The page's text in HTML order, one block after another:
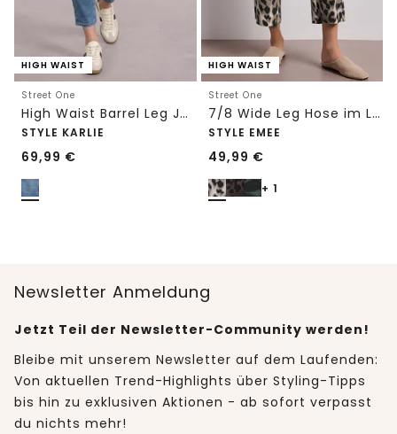
HIGH WAIST
Street One
High Waist Barrel Leg Jeans im Loose Fit
STYLE KARLIE
69,99 €
HIGH WAIST
Street One
7/8 Wide Leg Hose im Loose Fit mit Print
STYLE EMEE
49,99 €
+ 1
Newsletter Anmeldung
Jetzt Teil der Newsletter-Community werden!
Bleibe mit unserem Newsletter auf dem Laufenden:
Von aktuellen Trend-Highlights über Styling-Tipps
bis hin zu exklusiven Aktionen - ab sofort verpasst
du nichts mehr!